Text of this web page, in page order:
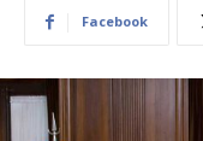
Facebook